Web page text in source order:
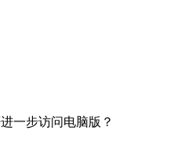
一步访问电脑版？